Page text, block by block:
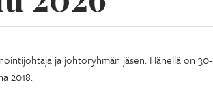
ja johtoryhmän jäsen. Hänellä on 30-
2018.